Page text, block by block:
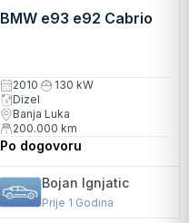
BMW e93 e92 Cabrio
2010
130 kW
Dizel
Banja Luka
200.000 km
Po dogovoru
Bojan Ignjatic
Prije 1 Godina